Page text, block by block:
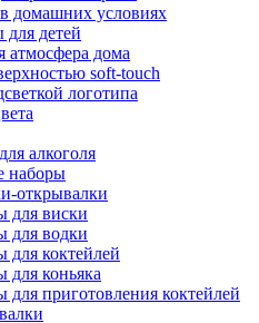
домашних условиях
для детей
атмосфера дома
soft-touch
логотипа
алкоголя
наборы
открывалки
для виски
для водки
для коктейлей
для коньяка
для приготовления коктейлей